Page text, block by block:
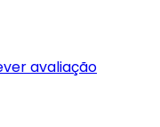
avaliação